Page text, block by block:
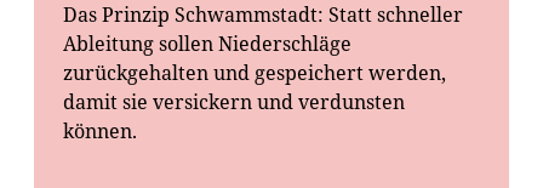
Das Prinzip Schwammstadt: Statt schneller
Ableitung sollen Niederschläge
zurückgehalten und gespeichert werden,
damit sie versickern und verdunsten
können.